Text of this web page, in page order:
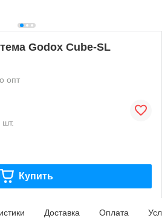
Godox Cube-SL
опт
Купить
Доставка Оплата